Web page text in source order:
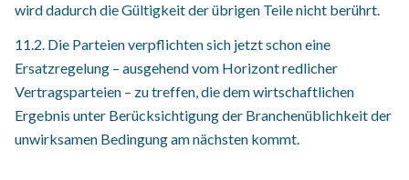
wird dadurch die Gültigkeit der übrigen Teile nicht berührt.
11.2. Die Parteien verpflichten sich jetzt schon eine
Ersatzregelung – ausgehend vom Horizont redlicher
Vertragsparteien – zu treffen, die dem wirtschaftlichen
Ergebnis unter Berücksichtigung der Branchenüblichkeit der
unwirksamen Bedingung am nächsten kommt.